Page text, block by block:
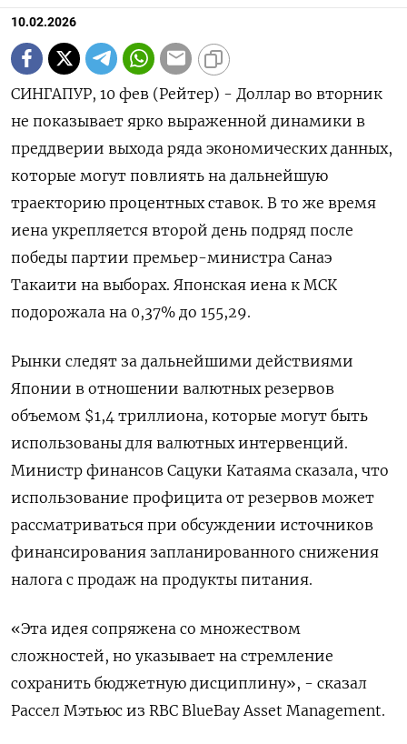
10.02.2026
СИНГАПУР, 10 фев (Рейтер) - Доллар во вторник
не показывает ярко выраженной динамики в
преддверии выхода ряда экономических данных,
которые могут повлиять на дальнейшую
траекторию процентных ставок. В то же время
иена укрепляется второй день ⁠подряд после
победы партии премьер-министра Санаэ
Такаити на выборах. Японская иена к МСК
подорожала на 0,37%​ до 155,29.
Рынки следят за дальнейшими действиями
Японии в отношении валютных резервов
объемом $1,4 триллиона, которые ⁠могут быть
использованы для валютных интервенций. ​
Министр финансов Сацуки Катаяма сказала, что
использование ⁠профицита от резервов может
рассматриваться при обсуждении источников
финансирования запланированного снижения
налога с продаж на продукты питания.
«Эта идея ⁠сопряжена со множеством
сложностей, но указывает на стремление
сохранить бюджетную дисциплину», - сказал
Рассел Мэтьюс из RBC BlueBay ‌Asset Management.